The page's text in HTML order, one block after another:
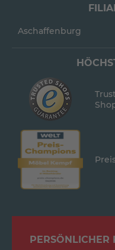
Aschaffenburg
PERSÖNLICHER